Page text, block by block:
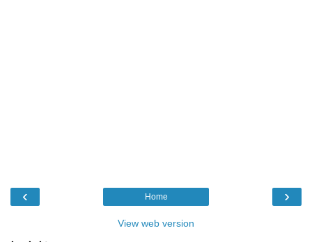
‹ ›
Home
View web version